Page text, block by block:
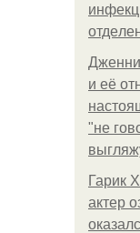
и её
"не
Гарик
актер